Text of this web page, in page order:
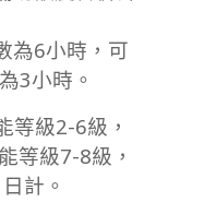
為6小時，可
3小時。
等級2-6級，
等級7-8級，
計。